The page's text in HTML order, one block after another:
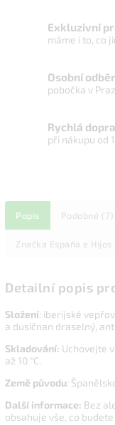
Exkluzivní
máme i to, co
Osobní odběr
pobočka v
Rychlá
při nákupu od
Popis Podobné (7)
Značka Espaňa e Hijos
Detailní popis
Složení: iberijské
a dusičnan draselný,
Skladování: Uchovejte
až 10 °C.
Země původu:
Další informace: Bez
obsahuje vše, co